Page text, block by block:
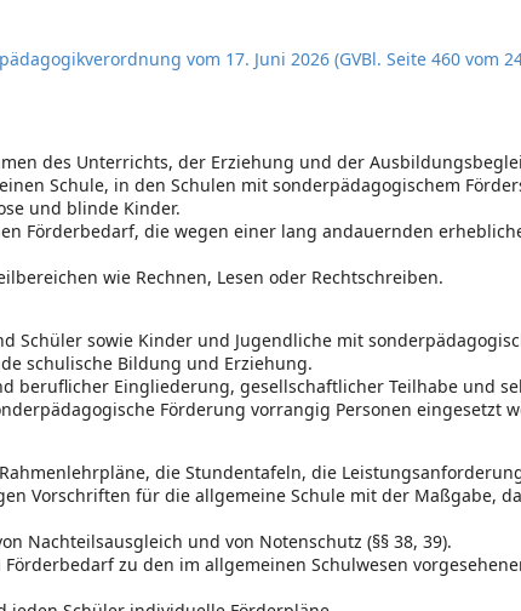
vom 17. Juni 2026 (GVBl. Seite 460 vom
des Unterrichts, der Erziehung und der
Schule, in den Schulen mit sonderpädagogischem
und blinde Kinder.
Förderbedarf, die wegen einer lang andauernden
wie Rechnen, Lesen oder Rechtschreiben.
sowie Kinder und Jugendliche mit
schulische Bildung und Erziehung.
beruflicher Eingliederung, gesellschaftlicher Teilhabe und
Förderung vorrangig Personen eingesetzt
die Stundentafeln, die
Vorschriften für die allgemeine Schule mit der Maßgabe,
Nachteilsausgleich und von Notenschutz (§§ 38, 39).
zu den im allgemeinen Schulwesen